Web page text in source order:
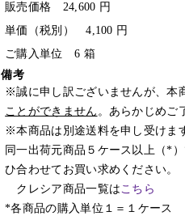
販売価格 24,600 円
単価（税別） 4,100 円
ご購入単位 6 箱
備考
※誠に申し訳ございませんが、本
ことができません 。あらかじめご
※本商品は別途送料を申し受けま
同一出荷元商品５ケース以上（*
ひ合わせてお買い求めください。
クレシア商品一覧はこちら
*各商品の購入単位１＝１ケース